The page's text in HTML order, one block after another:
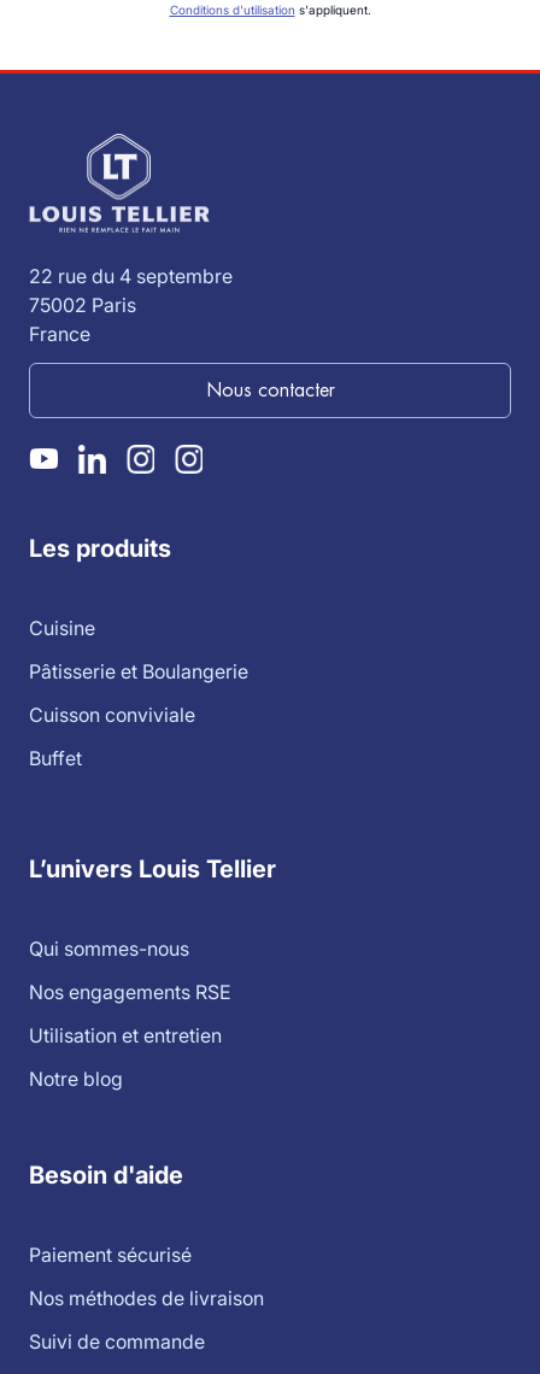
Conditions d'utilisation s'appliquent.
22 rue du 4 septembre
75002 Paris
France
Nous contacter
Les produits
Cuisine
Pâtisserie et Boulangerie
Cuisson conviviale
Buffet
L’univers Louis Tellier
Qui sommes-nous
Nos engagements RSE
Utilisation et entretien
Notre blog
Besoin d'aide
Paiement sécurisé
Nos méthodes de livraison
Suivi de commande